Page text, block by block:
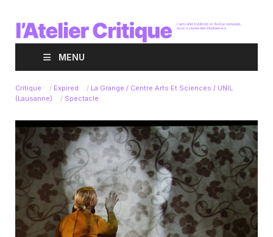
MENU
Critique / Expired / La Grange / Centre Arts Et Sciences / UNIL
(Lausanne)
/ Spectacle